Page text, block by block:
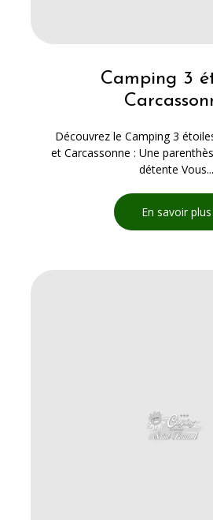
Camping 3
Découvrez le Camping 3
et Carcassonne : Une
détente Vous...
En savoir plus